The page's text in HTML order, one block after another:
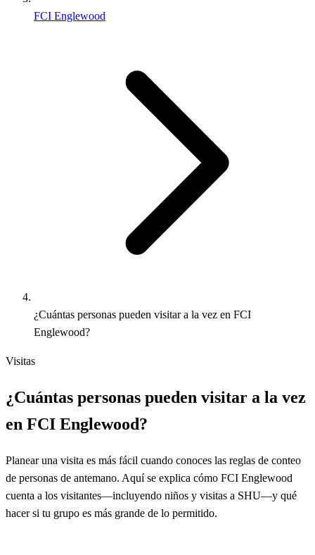
FCI Englewood
¿Cuántas personas pueden visitar a la vez en FCI
Englewood?
Visitas
¿Cuántas personas pueden visitar a la vez
en FCI Englewood?
Planear una visita es más fácil cuando conoces las reglas de conteo
de personas de antemano. Aquí se explica cómo FCI Englewood
cuenta a los visitantes—incluyendo niños y visitas a SHU—y qué
hacer si tu grupo es más grande de lo permitido.